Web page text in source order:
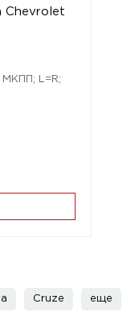
Chevrolet
МКПП; L=R;
Cruze еще